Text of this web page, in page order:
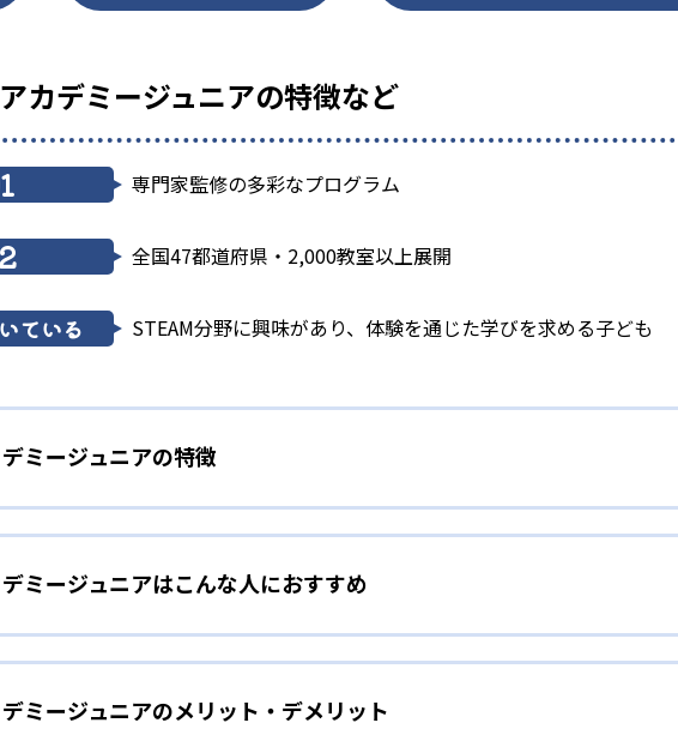
カデミージュニアの特徴など
専門家監修の多彩なプログラム
全国47都道府県・2,000教室以上展開
ている STEAM分野に興味があり、体験を通じた学びを求める子ども
ミージュニアの特徴
彩なコースラインナップ
ージュニアでは、ロボット教室、ロボティクスプロフェッサーコース、こ
室の5つのコースを展開。STEAM教育の考え方を取り入れ、子どもの「好き
門家監修のコース
ミージュニアはこんな人におすすめ
ージュニアでは、ロボット教室のプライマリーコースや科学教室（サイエ
ミージュニアのメリット・デメリット